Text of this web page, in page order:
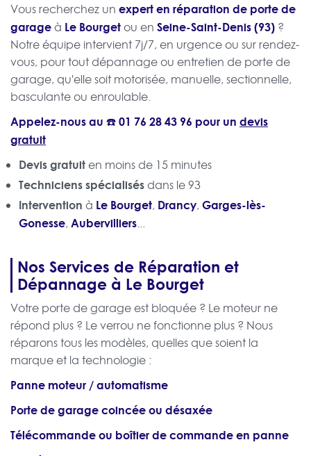
Vous recherchez un expert en réparation de porte de
garageà Le Bourgetou en Seine-Saint-Denis (93) ?
Notre équipe intervient 7j/7, en urgence ou sur rendez-
vous, pour tout dépannage ou entretien de porte de
garage, qu'elle soit motorisée, manuelle, sectionnelle,
basculante ou enroulable.
Appelez-nous au ☎️01 76 28 43 96 pour un devis
gratuit
Devis gratuit en moins de 15 minutes
Techniciens spécialisés dans le 93
Intervention à Le Bourget, Drancy, Garges-lès-
Gonesse, Aubervilliers...
Nos Services de Réparation et
Dépannage à Le Bourget
Votre porte de garage est bloquée ? Le moteur ne
répond plus ? Le verrou ne fonctionne plus ? Nous
réparons tous les modèles, quelles que soient la
marque et la technologie :
Panne moteur / automatisme
Porte de garage coincée ou désaxée
Télécommande ou boîtier de commande en panne